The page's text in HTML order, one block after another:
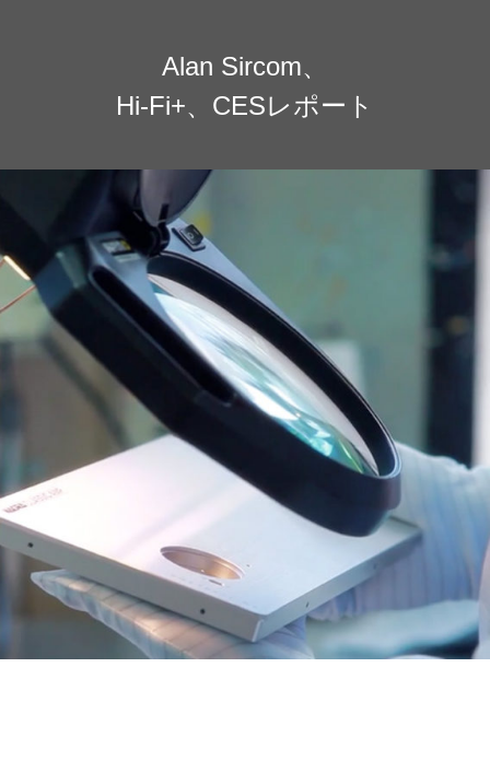
Alan Sircom、
Hi-Fi+、CESレポート